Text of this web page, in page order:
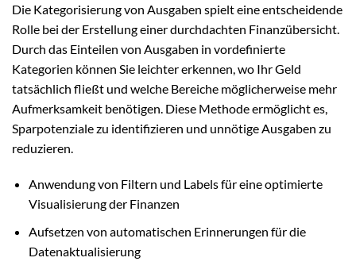
Die Kategorisierung von Ausgaben spielt eine entscheidende
Rolle bei der Erstellung einer durchdachten Finanzübersicht.
Durch das Einteilen von Ausgaben in vordefinierte
Kategorien können Sie leichter erkennen, wo Ihr Geld
tatsächlich fließt und welche Bereiche möglicherweise mehr
Aufmerksamkeit benötigen. Diese Methode ermöglicht es,
Sparpotenziale zu identifizieren und unnötige Ausgaben zu
reduzieren.
Anwendung von Filtern und Labels für eine optimierte
Visualisierung der Finanzen
Aufsetzen von automatischen Erinnerungen für die
Datenaktualisierung